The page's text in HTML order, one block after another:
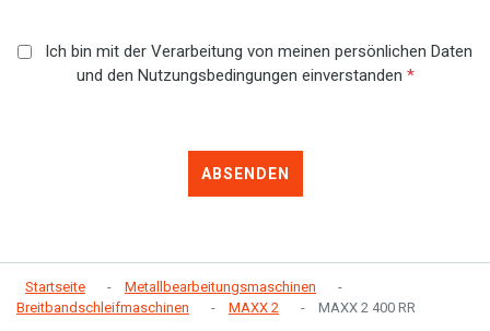
Ich bin mit der Verarbeitung von meinen persönlichen Daten
und den Nutzungsbedingungen einverstanden *
ABSENDEN
Startseite
Metallbearbeitungsmaschinen
Breitbandschleifmaschinen
MAXX 2 MAXX 2 400 RR